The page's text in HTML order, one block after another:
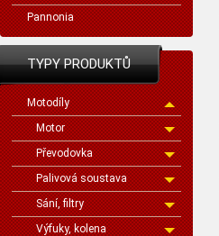
Pannonia
TYPY PRODUKTŮ
Motodíly
Motor
Převodovka
Palivová soustava
Sání, filtry
Výfuky, kolena